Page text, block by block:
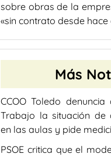
sobre obras de la
«sin contrato desde hace
Más
CCOO Toledo
Trabajo la situación de
en las aulas y pide
PSOE critica que el